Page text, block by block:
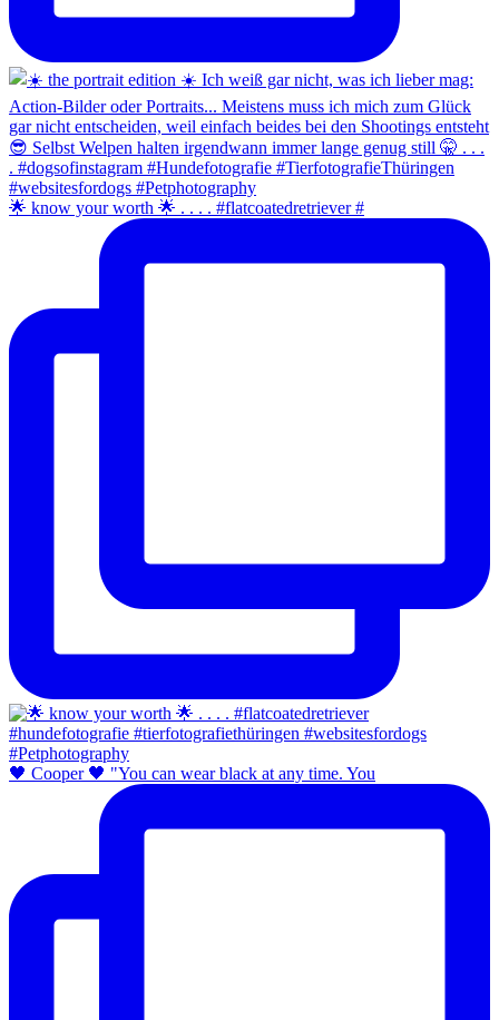
🌟 know your worth 🌟 . . . . #flatcoatedretriever #
🖤 Cooper 🖤 "You can wear black at any time. You